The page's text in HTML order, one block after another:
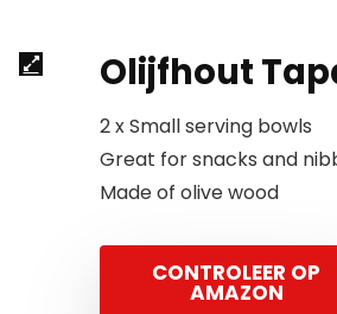
Olijfhout
2 x Small serving bowls
Great for snacks and
Made of olive wood
CONTROLEER OP
AMAZON